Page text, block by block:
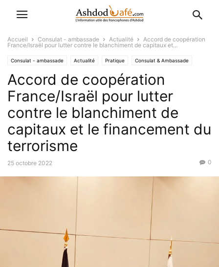
Accueil Consulat - ambassade Actualité
Accord de coopération
France/Israël pour lutter contre le blanchiment de capitaux et...
Consulat - ambassade Actualité Pratique Consulat & Ambassade
Alya Economique-Juridique-Fiscal Favoris
Accord de coopération
France/Israël pour lutter
contre le blanchiment de
capitaux et le financement du
terrorisme
25 octobre 2022 0